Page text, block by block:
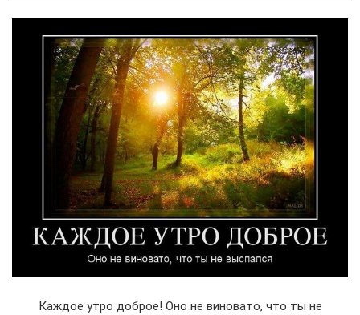
Каждое утро доброе! Оно не виновато, что ты не